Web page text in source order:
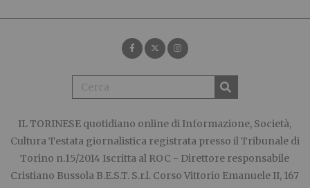
IL TORINESE quotidiano online di Informazione, Società,
Cultura Testata giornalistica registrata presso il Tribunale di
Torino n.15/2014 Iscritta al ROC - Direttore responsabile
Cristiano Bussola B.E.S.T. S.r.l. Corso Vittorio Emanuele II, 167